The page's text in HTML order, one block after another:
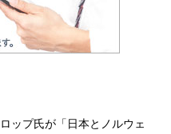
ップ氏が「日本とノルウェ